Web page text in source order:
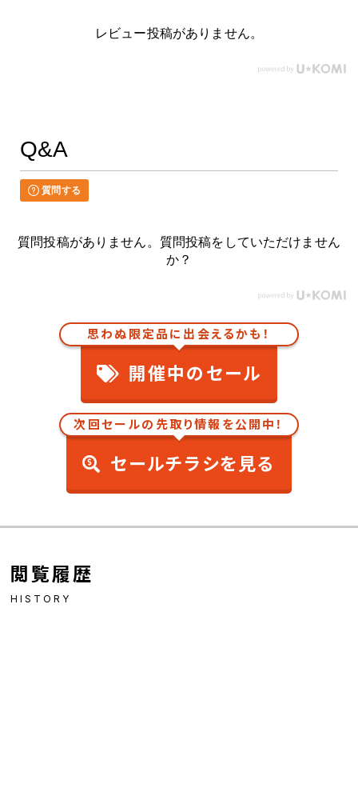
レビュー投稿がありません。
Q&A
質問する
質問投稿がありません。質問投稿をしていただけません
か？
思わぬ限定品に出会えるかも！
開催中のセール
次回セールの先取り情報を公開中！
セールチラシを見る
閲覧履歴
HISTORY